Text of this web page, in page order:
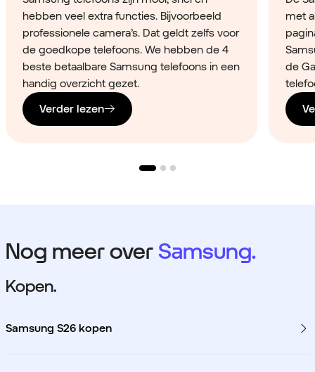
hebben veel extra functies. Bijvoorbeeld
professionele camera’s. Dat geldt zelfs voor
de goedkope telefoons. We hebben de 4
beste betaalbare Samsung telefoons in een
handig overzicht gezet.
Verder lezen
met
de
Nog meer overSamsung.
Kopen.
Samsung S26 kopen